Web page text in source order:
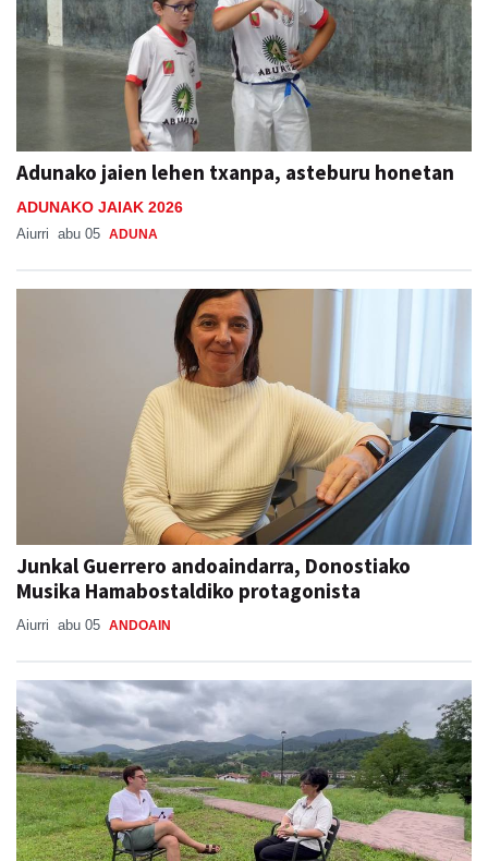
Adunako jaien lehen txanpa, asteburu honetan
ADUNAKO JAIAK 2026
Aiurri abu 05 ADUNA
Junkal Guerrero andoaindarra, Donostiako
Musika Hamabostaldiko protagonista
Aiurri abu 05 ANDOAIN